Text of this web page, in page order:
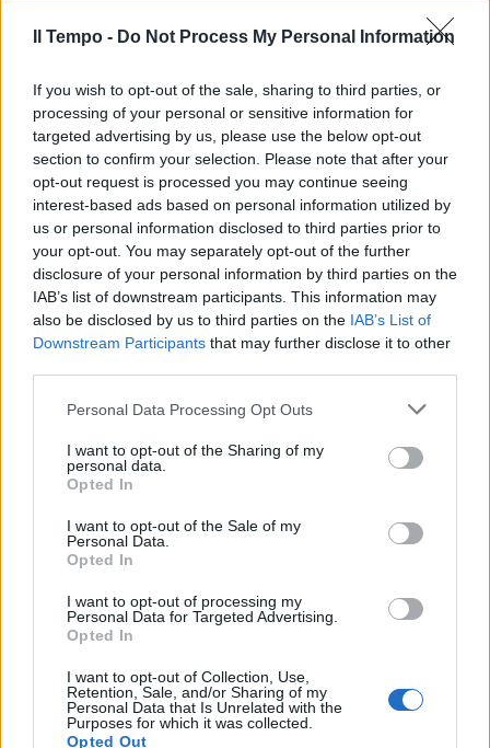
Il Tempo - Do Not Process My Personal Information
If you wish to opt-out of the sale, sharing to third parties, or
processing of your personal or sensitive information for
targeted advertising by us, please use the below opt-out
section to confirm your selection. Please note that after your
opt-out request is processed you may continue seeing
interest-based ads based on personal information utilized by
us or personal information disclosed to third parties prior to
your opt-out. You may separately opt-out of the further
disclosure of your personal information by third parties on the
IAB’s list of downstream participants. This information may
also be disclosed by us to third parties on the IAB’s List of
Downstream Participants that may further disclose it to other
Personal Data Processing Opt Outs
I want to opt-out of the Sharing of my
personal data.
Opted In
I want to opt-out of the Sale of my
Personal Data.
Opted In
I want to opt-out of processing my
Personal Data for Targeted Advertising.
Opted In
I want to opt-out of Collection, Use,
Retention, Sale, and/or Sharing of my
Personal Data that Is Unrelated with the
Purposes for which it was collected.
Opted Out
“Nessun bacio forzato, erano
tutti e tre ubriachelli”
01/09/2024
IL CASO
"Ecco le prove che la trattavano
come un oggetto". Parla
l'avvocato della vittima
Giornalisti indagati, Sara
"paghiamo l'eccesso di vita"
30/08/2024
VIOLENZA SESSUALE
non riuscivo più a muovermi”, il
racconto della giornalista
INCHIESTA